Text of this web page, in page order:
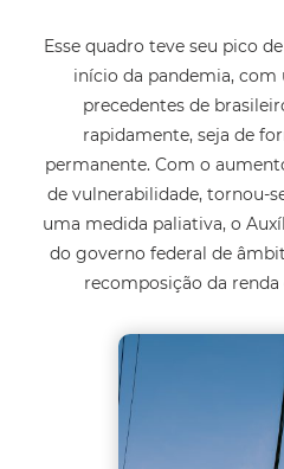
Esse quadro teve seu pico
início da pandemia,
precedentes de
rapidamente, seja de
permanente. Com o
de vulnerabilidade, tornou-
uma medida paliativa, o
do governo federal de
recomposição da